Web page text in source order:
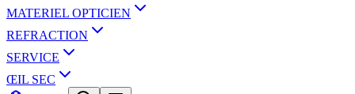
MATERIEL OPTICIEN
REFRACTION
SERVICE
ŒIL SEC